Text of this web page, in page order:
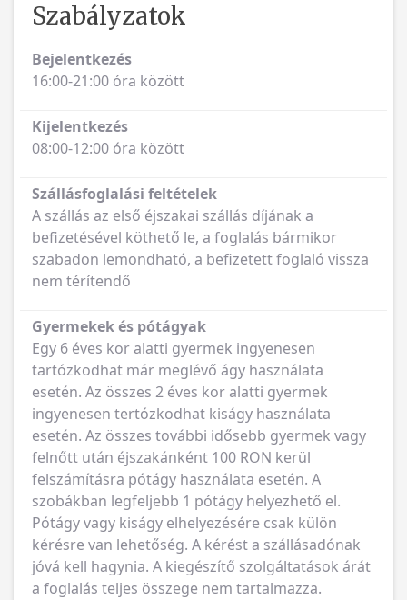
Szabályzatok
Bejelentkezés
16:00-21:00 óra között
Kijelentkezés
08:00-12:00 óra között
Szállásfoglalási feltételek
A szállás az első éjszakai szállás díjának a
befizetésével köthető le, a foglalás bármikor
szabadon lemondható, a befizetett foglaló vissza
nem térítendő
Gyermekek és pótágyak
Egy 6 éves kor alatti gyermek ingyenesen
tartózkodhat már meglévő ágy használata
esetén. Az összes 2 éves kor alatti gyermek
ingyenesen tertózkodhat kiságy használata
esetén. Az összes további idősebb gyermek vagy
felnőtt után éjszakánként 100 RON kerül
felszámításra pótágy használata esetén. A
szobákban legfeljebb 1 pótágy helyezhető el.
Pótágy vagy kiságy elhelyezésére csak külön
kérésre van lehetőség. A kérést a szállásadónak
jóvá kell hagynia. A kiegészítő szolgáltatások árát
a foglalás teljes összege nem tartalmazza.